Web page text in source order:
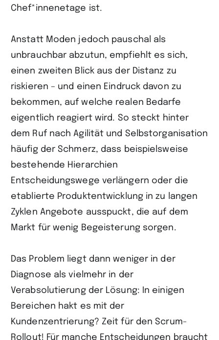
Chef*innenetage ist.
Anstatt Moden jedoch pauschal als
unbrauchbar abzutun, empfiehlt es sich,
einen zweiten Blick aus der Distanz zu
riskieren – und einen Eindruck davon zu
bekommen, auf welche realen Bedarfe
eigentlich reagiert wird. So steckt hinter
dem Ruf nach Agilität und Selbstorganisation
häufig der Schmerz, dass beispielsweise
bestehende Hierarchien
Entscheidungswege verlängern oder die
etablierte Produktentwicklung in zu langen
Zyklen Angebote ausspuckt, die auf dem
Markt für wenig Begeisterung sorgen.
Das Problem liegt dann weniger in der
Diagnose als vielmehr in der
Verabsolutierung der Lösung: In einigen
Bereichen hakt es mit der
Kundenzentrierung? Zeit für den Scrum-
Rollout! Für manche Entscheidungen braucht